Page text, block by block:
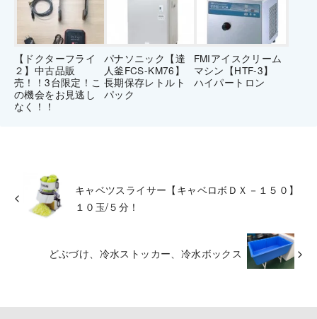
【ドクターフライ
２】中古品販
売！！3台限定！こ
の機会をお見逃し
なく！！
パナソニック【達
人釜FCS-KM76】
長期保存レトルト
パック
FMIアイスクリーム
マシン【HTF-3】
ハイパートロン
キャベツスライサー【キャベロボＤＸ－１５０】
１０玉/５分！
どぶづけ、冷水ストッカー、冷水ボックス